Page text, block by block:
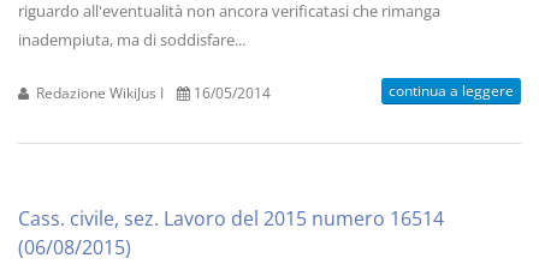
riguardo all'eventualità non ancora verificatasi che rimanga
inadempiuta, ma di soddisfare...
Redazione WikiJus I 16/05/2014 continua a leggere
Cass. civile, sez. Lavoro del 2015 numero 16514
(06/08/2015)